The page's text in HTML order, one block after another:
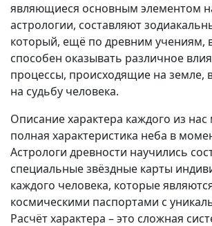
являющиеся основным элементом
астрологии, составляют
который, ещё по древним учениям,
способен оказывать различное
процессы, происходящие на земле,
на судьбу человека.
Описание характера каждого из
полная характеристика неба в
Астрологи древности научились
специальные звёздные карты
каждого человека, которые
космическими паспортами с
Расчёт характера – это сложная